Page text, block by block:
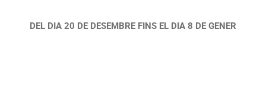
DEL DIA 20 DE DESEMBRE FINS EL DIA 8 DE GENER